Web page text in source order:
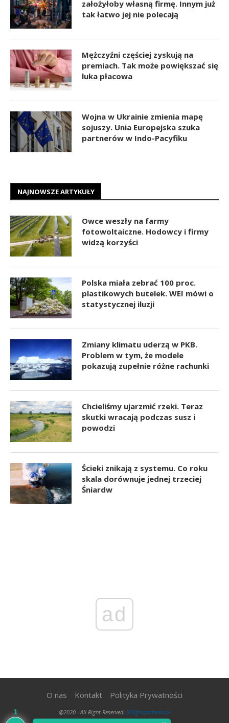
założyłoby własną firmę. Innym już
tak łatwo jej nie polecają
Mężczyźni częściej zyskują na
premiach. Tak może powiększać się
luka płacowa
Wojna w Ukrainie zmienia mapę
sojuszy. Unia Europejska szuka
partnerów w Indo-Pacyfiku
NAJNOWSZE ARTYKUŁY
Owce weszły na farmy
fotowoltaiczne. Hodowcy i firmy
widzą korzyści
Polska miała zebrać 100 proc.
plastikowych butelek. WEI mówi o
statystycznej iluzji
Zmiany klimatu uderzą w PKB.
Problem w tym, że modele
pokazują zupełnie różne rachunki
Chcieliśmy ujarzmić rzeki. Teraz
skutki wracają podczas susz i
powodzi
Ścieki znikają z systemu. Co roku
skala dorównuje jednej trzeciej
Śniardw
ad
O nas Kontakt Polityka Prywatności
@2020 - All Right Reserved. 300gospodarka.pl
1